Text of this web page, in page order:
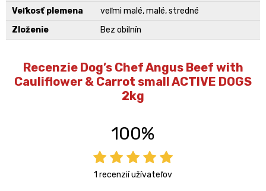
Veľkosť plemena
veľmi malé, malé, stredné
Zloženie
Bez obilnín
Recenzie Dog’s Chef Angus Beef with
Cauliflower & Carrot small ACTIVE DOGS
2kg
100%
1 recenzií užívateľov